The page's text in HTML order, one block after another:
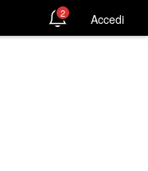
2 Accedi